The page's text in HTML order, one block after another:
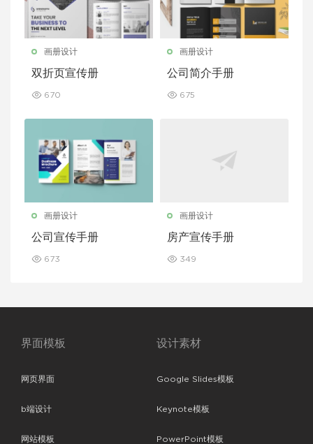
画册设计
双折页宣传册
670
画册设计
公司简介手册
675
画册设计
公司宣传手册
673
画册设计
房产宣传手册
349
界面模板
网页界面
b端设计
网站模板
设计素材
Google Slides模板
Keynote模板
PowerPoint模板